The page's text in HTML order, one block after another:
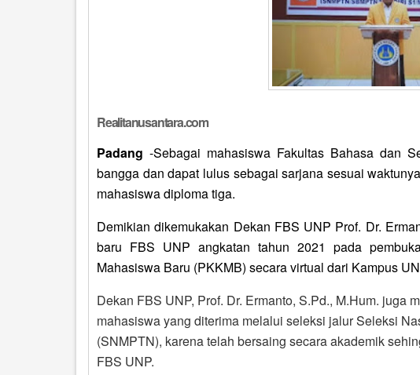
Realitanusantara.com
Padang -Sebagai mahasiswa Fakultas Bahasa dan
bangga dan dapat lulus sebagai sarjana sesuai
mahasiswa diploma tiga.
Demikian dikemukakan Dekan FBS UNP Prof. Dr.
baru FBS UNP angkatan tahun 2021 pada
Mahasiswa Baru (PKKMB) secara virtual dari Kampus
Dekan FBS UNP, Prof. Dr. Ermanto, S.Pd., M.Hum. juga
mahasiswa yang diterima melalui seleksi jalur Seleksi
(SNMPTN), karena telah bersaing secara akademik
FBS UNP.